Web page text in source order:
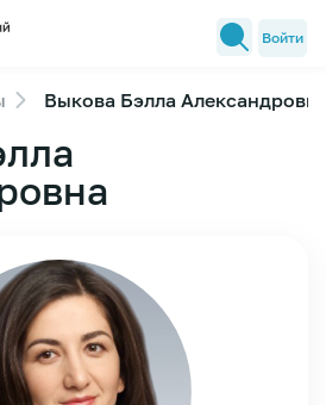
1
Войти
Выкова Бэлла